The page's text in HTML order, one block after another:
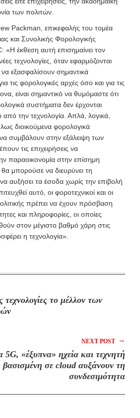
των πολιτών.
Packman, επικεφαλής του τομέα
και Συνολικής Φορολογικής
«Η έκθεση αυτή επισημαίνει τον
τεχνολογίες, όταν εφαρμόζονται
εξασφαλίσουν σημαντικά
τις φορολογικές αρχές όσο και για τις
είναι σημαντικό να θυμόμαστε ότι
συστήματα δεν έρχονται
από την τεχνολογία. Απλά, λογικά,
διοικούμενα φορολογικά
συμβάλουν στην εξάλειψη των
τις επιχειρήσεις να
παραοικονομία στην επίσημη
θα μπορούσε να διευρύνει τη
αυξήσει τα έσοδα χωρίς την επιβολή
αυτό, οι φοροτεχνικοί και οι
πρέπει να έχουν πρόσβαση
και πληροφορίες, οι οποίες
στον μέγιστο βαθμό χάρη στις
η τεχνολογία».
τεχνολογίες το μέλλον των
NEXT POST →
5G, «έξυπνα» ηχεία και τεχνητή
σε cloud αυξάνουν τη
συνδεσιμότητα